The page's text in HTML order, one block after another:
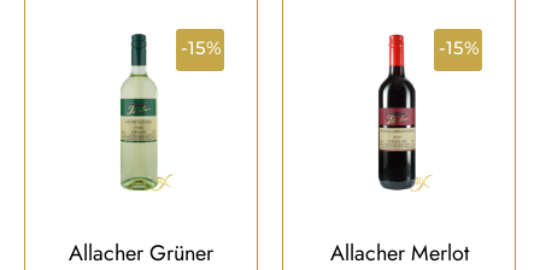
-15%
Allacher Grüner
-15%
Allacher Merlot